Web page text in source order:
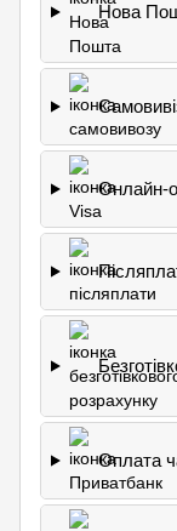
Нова
Онлайн-
Оплата